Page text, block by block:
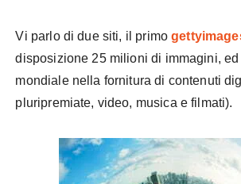
Vi parlo di due siti, il primo
disposizione 25 milioni di immagini,
mondiale nella fornitura di contenuti
pluripremiate, video, musica e filmati).